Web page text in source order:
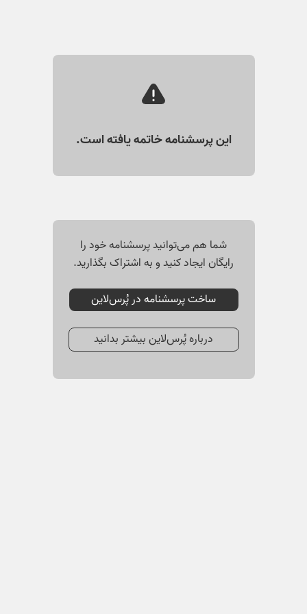
این پرسشنامه خاتمه یافته است.
شما هم می‌توانید پرسشنامه خود را
رایگان ایجاد کنید و به اشتراک بگذارید.
ساخت پرسشنامه در پُرس‌لاین
درباره پُرس‌لاین بیشتر بدانید